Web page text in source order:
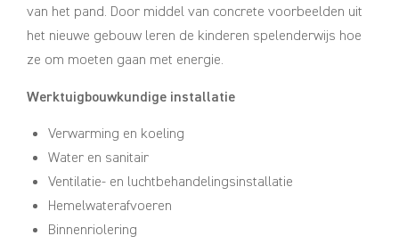
van het pand. Door middel van concrete voorbeelden uit
het nieuwe gebouw leren de kinderen spelenderwijs hoe
ze om moeten gaan met energie.
Werktuigbouwkundige installatie
Verwarming en koeling
Water en sanitair
Ventilatie- en luchtbehandelingsinstallatie
Hemelwaterafvoeren
Binnenriolering